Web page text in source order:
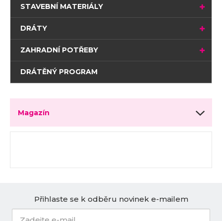
STAVEBNÍ MATERIÁLY
DRÁTY
ZAHRADNÍ POTŘEBY
DRÁTĚNÝ PROGRAM
Magazín
Přihlaste se k odběru novinek e-mailem